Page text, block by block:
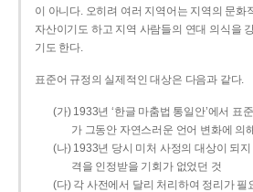
이 아니다. 오히려 여러 지역어는 지역의 문화
자산이기도 하고 지역 사람들의 연대 의식을
기도 한다.
표준어 규정의 실제적인 대상은 다음과 같다.
(가) 1933년 ‘한글 마춤법 통일안’에서 표
가 그동안 자연스러운 언어 변화에 의
(나) 1933년 당시 미처 사정의 대상이 되
격을 인정받을 기회가 없었던 것
(다) 각 사전에서 달리 처리하여 정리가 필